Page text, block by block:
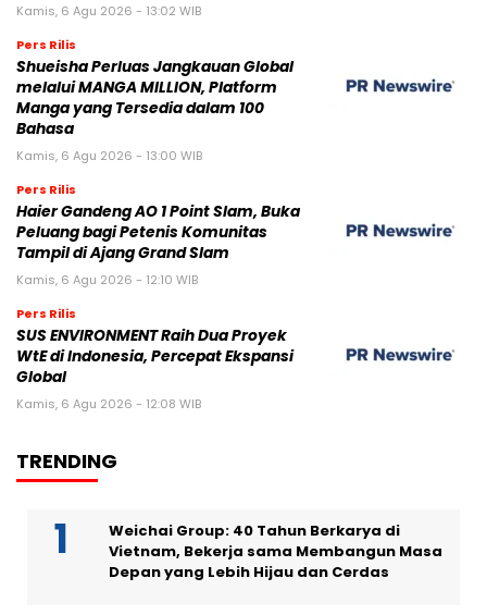
Kamis, 6 Agu 2026 - 13:02 WIB
Pers Rilis
Shueisha Perluas Jangkauan Global
melalui MANGA MILLION, Platform
Manga yang Tersedia dalam 100
Bahasa
Kamis, 6 Agu 2026 - 13:00 WIB
Pers Rilis
Haier Gandeng AO 1 Point Slam, Buka
Peluang bagi Petenis Komunitas
Tampil di Ajang Grand Slam
Kamis, 6 Agu 2026 - 12:10 WIB
Pers Rilis
SUS ENVIRONMENT Raih Dua Proyek
WtE di Indonesia, Percepat Ekspansi
Global
Kamis, 6 Agu 2026 - 12:08 WIB
TRENDING
Weichai Group: 40 Tahun Berkarya di
Vietnam, Bekerja sama Membangun Masa
Depan yang Lebih Hijau dan Cerdas